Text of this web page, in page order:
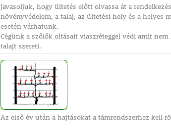
Javasoljuk, hogy ültetés előtt olvassa át a
növényvédelem, a talaj, az ültetési hely és a helyes
esetén várhatunk.
Cégünk a szőlők oltásait viaszréteggel védi amit
talajt szereti.
Az első év után a hajtásokat a támrendszerhez kell